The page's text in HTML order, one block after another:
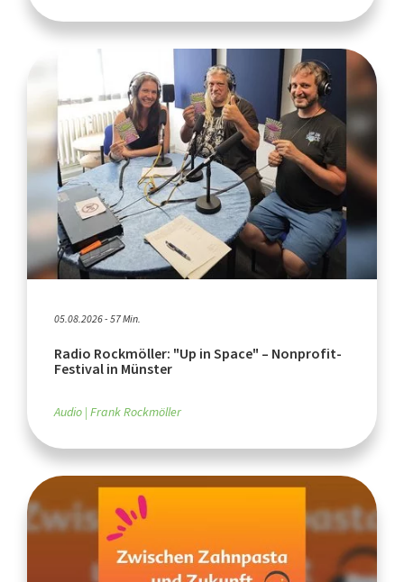
05.08.2026 - 57 Min.
Radio Rockmöller: "Up in Space" – Nonprofit-
Festival in Münster
Audio Frank Rockmöller